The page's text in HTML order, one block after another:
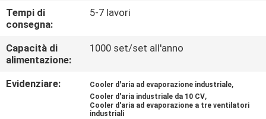
CONTATTICI
RICHIEDA
UNA
Tempi di
consegna:
5-7 lavori
Capacità di
alimentazione:
1000 set/set all'anno
Evidenziare: Cooler d'aria ad evaporazione industriale,
Cooler d'aria industriale da 10 CV,
Cooler d'aria ad evaporazione a tre ventilatori
industriali